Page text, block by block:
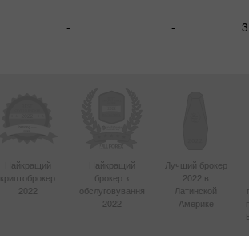
- -
Найкращий
криптоброкер
2022
Найкращий
брокер з
обслуговування
2022
Лучший брокер
2022 в
Латинской
Америке